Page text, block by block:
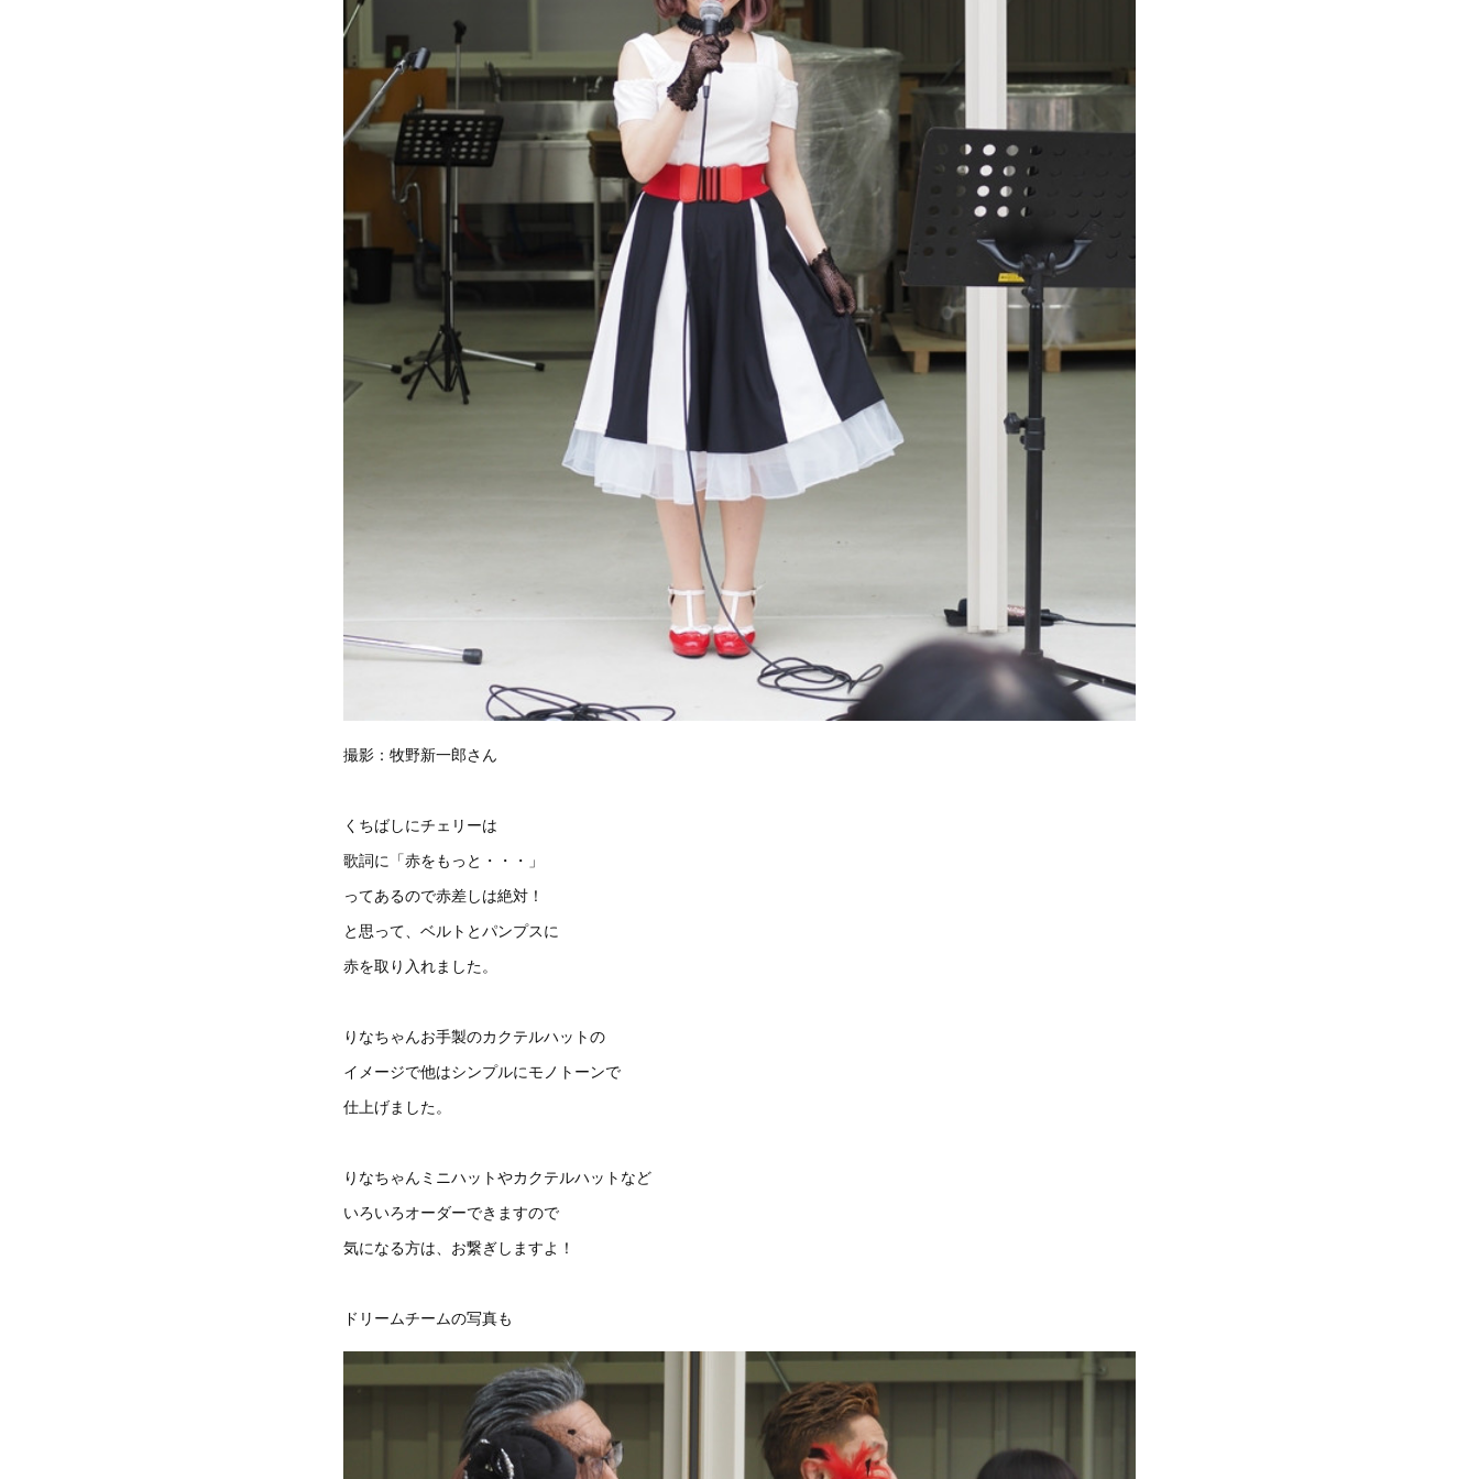
撮影：牧野新一郎さん
くちばしにチェリーは
歌詞に「赤をもっと・・・」
ってあるので赤差しは絶対！
と思って、ベルトとパンプスに
赤を取り入れました。
りなちゃんお手製のカクテルハットの
イメージで他はシンプルにモノトーンで
仕上げました。
りなちゃんミニハットやカクテルハットなど
いろいろオーダーできますので
気になる方は、お繋ぎしますよ！
ドリームチームの写真も